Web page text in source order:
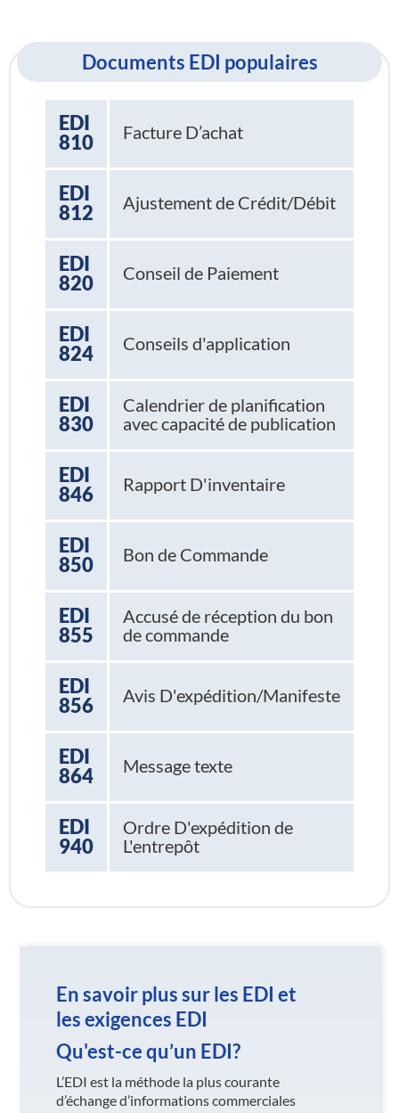
Documents EDI populaires
EDI
810
Facture D’achat
EDI
812
Ajustement de Crédit/Débit
EDI
820
Conseil de Paiement
EDI
824
Conseils d'application
EDI
830
Calendrier de planification
avec capacité de publication
EDI
846
Rapport D'inventaire
EDI
850
Bon de Commande
EDI
855
Accusé de réception du bon
de commande
EDI
856
Avis D'expédition/Manifeste
EDI
864
Message texte
EDI
940
Ordre D'expédition de
L'entrepôt
En savoir plus sur les EDI et
les exigences EDI
Qu'est-ce qu’un EDI?
L’EDI est la méthode la plus courante
d’échange d’informations commerciales